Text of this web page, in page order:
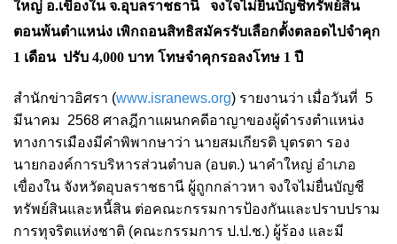
ใหญ่ อ.เขื่องใน จ.อุบลราชธานี จงใจไม่ยื่นบัญชีทรัพย์สิน
ตอนพ้นตำแหน่ง เพิกถอนสิทธิสมัครรับเลือกตั้งตลอดไปจำคุก
1 เดือน ปรับ 4,000 บาท โทษจำคุกรอลงโทษ 1 ปี
สำนักข่าวอิศรา (www.isranews.org) รายงานว่า เมื่อวันที่ 5
มีนาคม 2568 ศาลฎีกาแผนกคดีอาญาของผู้ดำรงตำแหน่ง
ทางการเมืองมีคำพิพากษาว่า นายสมเกียรติ บุตรตา รอง
นายกองค์การบริหารส่วนตำบล (อบต.) นาคำใหญ่ อำเภอ
เขื่องใน จังหวัดอุบลราชธานี ผู้ถูกกล่าวหา จงใจไม่ยื่นบัญชี
ทรัพย์สินและหนี้สิน ต่อคณะกรรมการป้องกันและปราบปราม
การทุจริตแห่งชาติ (คณะกรรมการ ป.ป.ช.) ผู้ร้อง และมี